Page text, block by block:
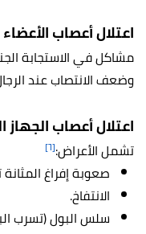
اعتلال أعصاب
مشاكل في الاستجابة
وضعف الانتصاب عند
اعتلال أعصاب الجهاز
تشمل الأعراض:[٦]
صعوبة إفراغ المثانة
الانتفاخ.
سلس البول (تسرب